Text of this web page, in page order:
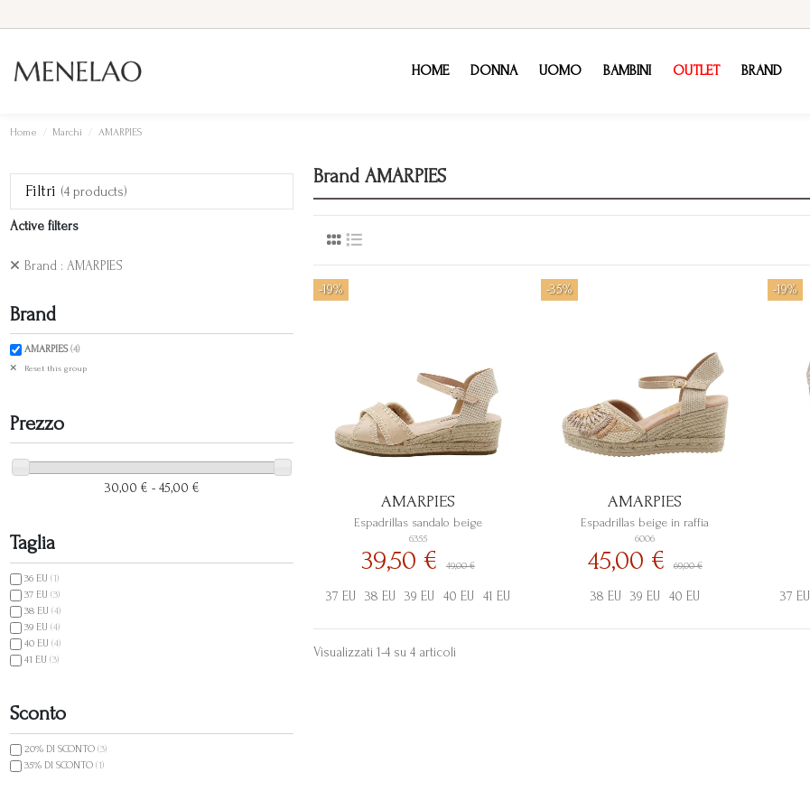
HOME DONNA UOMO BAMBINI OUTLET BRAND
Home Marchi AMARPIES
Brand AMARPIES
-19%
Espadrillas sandalo beige
AMARPIES
6355
39,50 € 49,00 €
37 EU 38 EU 39 EU 40 EU 41 EU
-35%
Espadrillas beige in raffia
AMARPIES
6006
45,00 € 69,00 €
38 EU 39 EU 40 EU
-19%
37 EU
Visualizzati 1-4 su 4 articoli
Filtri (4 products)
Active filters
Brand : AMARPIES
Brand
AMARPIES(4)
Reset this group
Prezzo
30,00 € - 45,00 €
Taglia
36 EU(1)
37 EU(3)
38 EU(4)
39 EU(4)
40 EU(4)
41 EU(3)
Sconto
20% DI SCONTO(3)
35% DI SCONTO(1)